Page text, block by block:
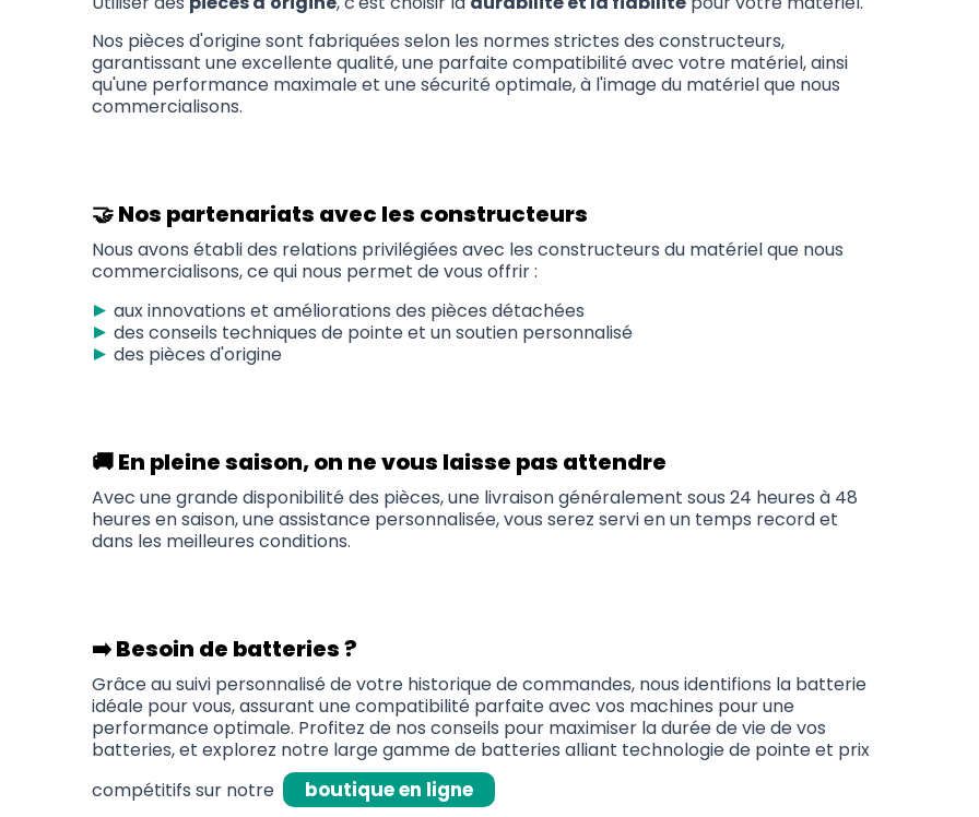
Nos pièces d'origine sont fabriquées selon les normes strictes des constructeurs,
garantissant une excellente qualité, une parfaite compatibilité avec votre matériel, ainsi
qu'une performance maximale et une sécurité optimale, à l'image du matériel que nous
commercialisons.
🤝 Nos partenariats avec les constructeurs
Nous avons établi des relations privilégiées avec les constructeurs du matériel que nous
commercialisons, ce qui nous permet de vous offrir :
aux innovations et améliorations des pièces détachées
des conseils techniques de pointe et un soutien personnalisé
des pièces d'origine
🚚 En pleine saison, on ne vous laisse pas attendre
Avec une grande disponibilité des pièces, une livraison généralement sous 24 heures à 48
heures en saison, une assistance personnalisée, vous serez servi en un temps record et
dans les meilleures conditions.
➡️ Besoin de batteries ?
Grâce au suivi personnalisé de votre historique de commandes, nous identifions la batterie
idéale pour vous, assurant une compatibilité parfaite avec vos machines pour une
performance optimale. Profitez de nos conseils pour maximiser la durée de vie de vos
batteries, et explorez notre large gamme de batteries alliant technologie de pointe et prix
compétitifs sur notre
boutique en ligne